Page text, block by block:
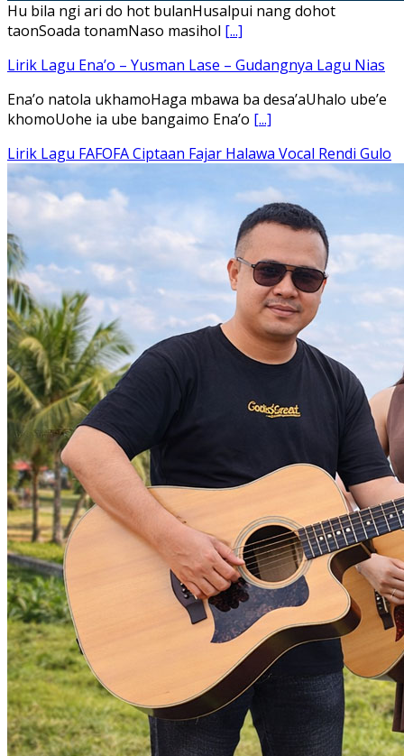
Hu bila ngi ari do hot bulanHusalpui nang dohot
taonSoada tonamNaso masihol [...]
Lirik Lagu Ena’o – Yusman Lase – Gudangnya Lagu Nias